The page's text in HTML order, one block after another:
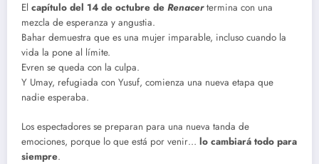
El capítulo del 14 de octubre de Renacertermina con una
mezcla de esperanza y angustia.
Bahar demuestra que es una mujer imparable, incluso cuando la
vida la pone al límite.
Evren se queda con la culpa.
Y Umay, refugiada con Yusuf, comienza una nueva etapa que
nadie esperaba.
Los espectadores se preparan para una nueva tanda de
emociones, porque lo que está por venir… lo cambiará todo para
siempre.